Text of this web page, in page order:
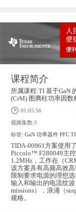
课程简介
所属课程:TI 基于GaN
(CrM) 图腾柱功率因数
01:05:56
视频集数:3
标签:GaN 功率器件 PFC
TIDA-00961方案使用
Piccolo™ F280049主
1.2MHz，工作在（
该方案具有高频高效
限制要求电源的理想
输入和输出的电流纹
missions），浪涌（
规格。